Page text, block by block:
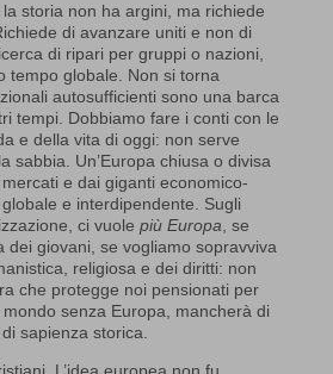
storia non ha argini, ma richiede
di avanzare uniti e non di
di ripari per gruppi o nazioni,
tempo globale. Non si torna
autosufficienti sono una barca
tempi. Dobbiamo fare i conti con le
e della vita di oggi: non serve
sabbia. Un’Europa chiusa o divisa
e dai giganti economico-
e interdipendente. Sugli
ci vuole più Europa , se
dei giovani, se vogliamo sopravviva
religiosa e dei diritti: non
che protegge noi pensionati per
senza Europa, mancherà di
sapienza storica.